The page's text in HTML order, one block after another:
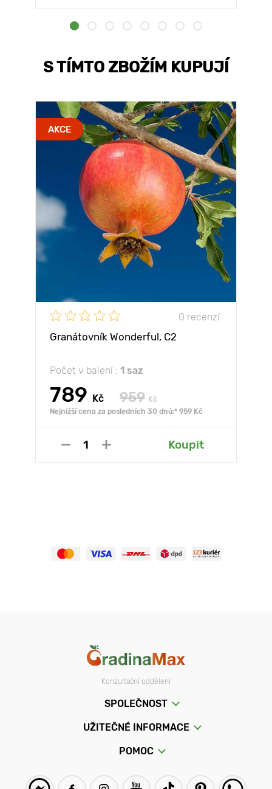
S TÍMTO ZBOŽÍM KUPUJÍ
AKCE
0 recenzí
Granátovník Wonderful, С2
Počet v balení : 1 saz
789 Kč 959 Kč
Nejnižší cena za posledních 30 dnů:* 959 Kč
Koupit
Konzultační oddělení
SPOLEČNOST
UŽITEČNÉ INFORMACE
POMOC